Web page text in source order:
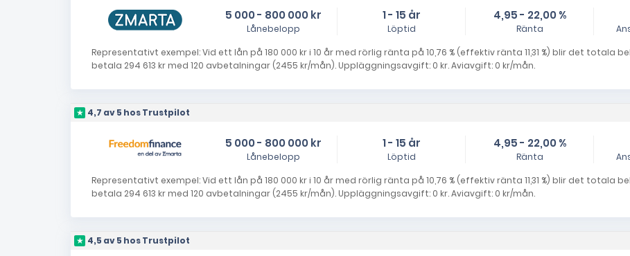
5 000 - 800 000 kr
Lånebelopp
1 - 15 år
Löptid
4,95 - 22,00 %
Ränta
Representativt exempel: Vid ett lån på 180 000 kr i 10 år med rörlig ränta på 10,76 % (effektiv ränta 11,31 %) blir det totala
betala 294 613 kr med 120 avbetalningar (2455 kr/mån). Uppläggningsavgift: 0 kr. Aviavgift: 0 kr/mån.
4,7 av 5 hos Trustpilot
5 000 - 800 000 kr
Lånebelopp
1 - 15 år
Löptid
4,95 - 22,00 %
Ränta
Representativt exempel: Vid ett lån på 180 000 kr i 10 år med rörlig ränta på 10,76 % (effektiv ränta 11,31 %) blir det totala
betala 294 613 kr med 120 avbetalningar (2455 kr/mån). Uppläggningsavgift: 0 kr. Aviavgift: 0 kr/mån.
4,5 av 5 hos Trustpilot